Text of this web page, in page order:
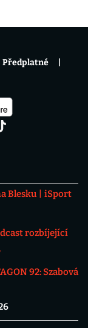
Blesku
iSport
rozbíjející
92: Szabová
Předplatné